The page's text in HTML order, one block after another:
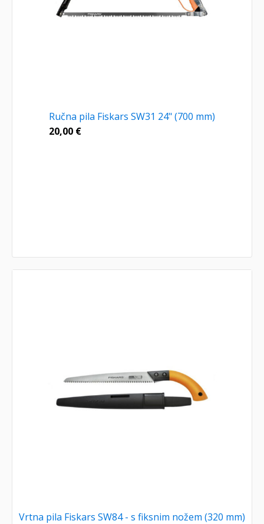
Ručna pila Fiskars SW31 24" (700 mm)
20,00 €
Vrtna pila Fiskars SW84 - s fiksnim nožem (320 mm)